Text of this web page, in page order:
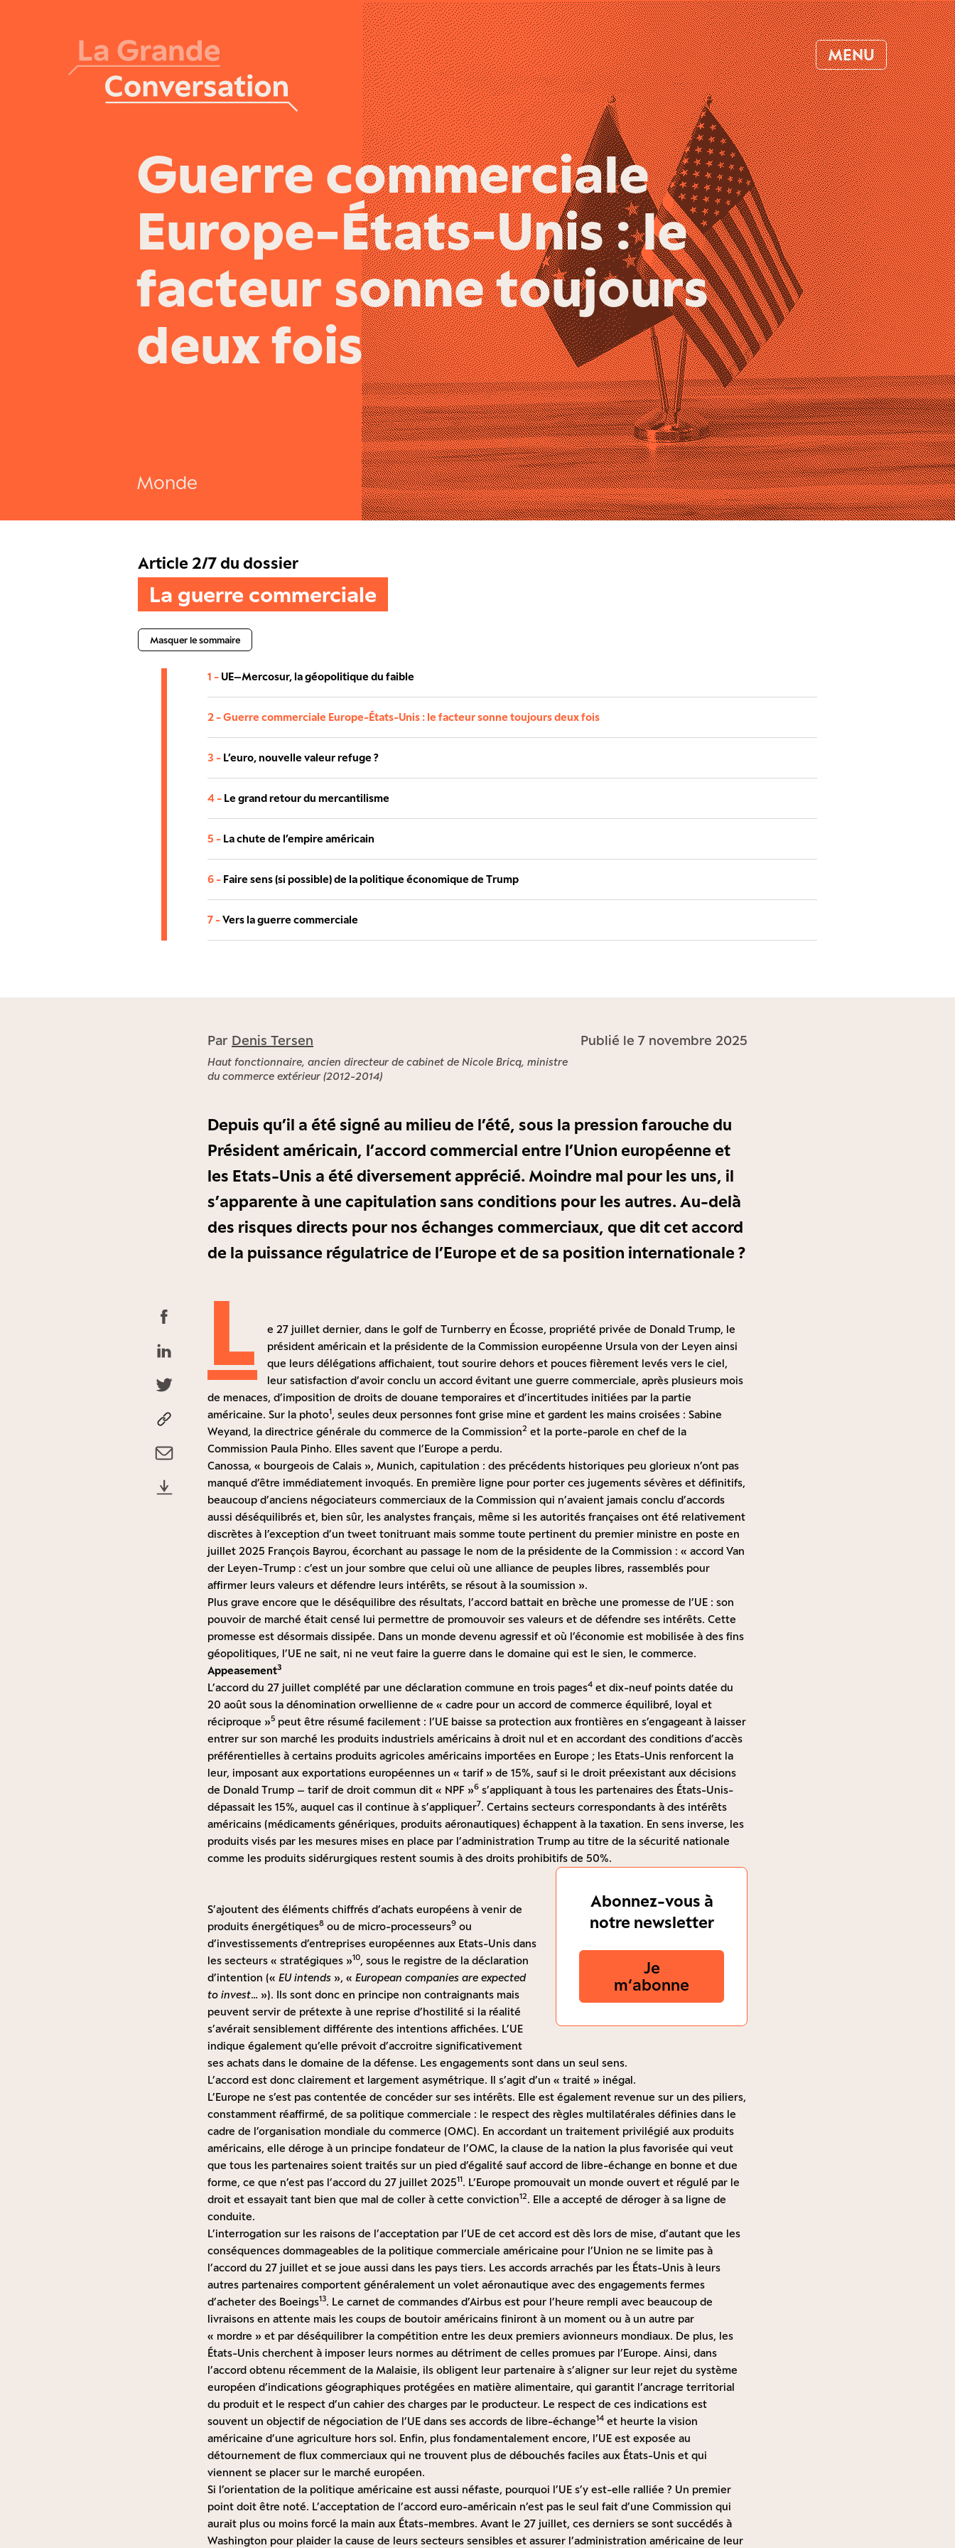
MENU
Guerre commerciale
Europe-États-Unis : le
facteur sonne toujours
deux fois
Monde
Article 2/7 du dossier
La guerre commerciale
Masquer le sommaire
1 - UE–Mercosur, la géopolitique du faible
2 -Guerre commerciale Europe-États-Unis : le facteur sonne toujours deux fois
3 - L’euro, nouvelle valeur refuge ?
4 - Le grand retour du mercantilisme
5 - La chute de l’empire américain
6 - Faire sens (si possible) de la politique économique de Trump
7 -Vers la guerre commerciale
Publié le 7 novembre 2025
Par Denis Tersen
Haut fonctionnaire, ancien directeur de cabinet de Nicole Bricq, ministre
du commerce extérieur (2012-2014)
Depuis qu’il a été signé au milieu de l’été, sous la pression farouche du
Président américain, l’accord commercial entre l’Union européenne et
les Etats-Unis a été diversement apprécié. Moindre mal pour les uns, il
s’apparente à une capitulation sans conditions pour les autres. Au-delà
des risques directs pour nos échanges commerciaux, que dit cet accord
de la puissance régulatrice de l’Europe et de sa position internationale ?
L
e 27 juillet dernier, dans le golf de Turnberry en Écosse, propriété privée de Donald Trump, le
président américain et la présidente de la Commission européenne Ursula von der Leyen ainsi
que leurs délégations affichaient, tout sourire dehors et pouces fièrement levés vers le ciel,
leur satisfaction d’avoir conclu un accord évitant une guerre commerciale, après plusieurs mois
de menaces, d’imposition de droits de douane temporaires et d’incertitudes initiées par la partie
américaine. Sur la photo1, seules deux personnes font grise mine et gardent les mains croisées : Sabine
Weyand, la directrice générale du commerce de la Commission2 et la porte-parole en chef de la
Commission Paula Pinho. Elles savent que l’Europe a perdu.
Canossa, « bourgeois de Calais », Munich, capitulation : des précédents historiques peu glorieux n’ont pas
manqué d’être immédiatement invoqués. En première ligne pour porter ces jugements sévères et définitifs,
beaucoup d’anciens négociateurs commerciaux de la Commission qui n’avaient jamais conclu d’accords
aussi déséquilibrés et, bien sûr, les analystes français, même si les autorités françaises ont été relativement
discrètes à l’exception d’un tweet tonitruant mais somme toute pertinent du premier ministre en poste en
juillet 2025 François Bayrou, écorchant au passage le nom de la présidente de la Commission : « accord Van
der Leyen-Trump : c’est un jour sombre que celui où une alliance de peuples libres, rassemblés pour
affirmer leurs valeurs et défendre leurs intérêts, se résout à la soumission ».
Plus grave encore que le déséquilibre des résultats, l’accord battait en brèche une promesse de l’UE : son
pouvoir de marché était censé lui permettre de promouvoir ses valeurs et de défendre ses intérêts. Cette
promesse est désormais dissipée. Dans un monde devenu agressif et où l’économie est mobilisée à des fins
géopolitiques, l’UE ne sait, ni ne veut faire la guerre dans le domaine qui est le sien, le commerce.
Appeasement3
L’accord du 27 juillet complété par une déclaration commune en trois pages4 et dix-neuf points datée du
20 août sous la dénomination orwellienne de « cadre pour un accord de commerce équilibré, loyal et
réciproque »5 peut être résumé facilement : l’UE baisse sa protection aux frontières en s’engageant à laisser
entrer sur son marché les produits industriels américains à droit nul et en accordant des conditions d’accès
préférentielles à certains produits agricoles américains importées en Europe ; les Etats-Unis renforcent la
leur, imposant aux exportations européennes un « tarif » de 15%, sauf si le droit préexistant aux décisions
de Donald Trump – tarif de droit commun dit « NPF »6 s’appliquant à tous les partenaires des États-Unis-
dépassait les 15%, auquel cas il continue à s’appliquer7. Certains secteurs correspondants à des intérêts
américains (médicaments génériques, produits aéronautiques) échappent à la taxation. En sens inverse, les
produits visés par les mesures mises en place par l’administration Trump au titre de la sécurité nationale
comme les produits sidérurgiques restent soumis à des droits prohibitifs de 50%.
Abonnez-vous à
notre newsletter
Je
m‘abonne
S’ajoutent des éléments chiffrés d’achats européens à venir de
produits énergétiques8 ou de micro-processeurs9 ou
d’investissements d’entreprises européennes aux Etats-Unis dans
les secteurs « stratégiques »10, sous le registre de la déclaration
d’intention (« EU intends », « European companies are expected
to invest… »). Ils sont donc en principe non contraignants mais
peuvent servir de prétexte à une reprise d’hostilité si la réalité
s’avérait sensiblement différente des intentions affichées. L’UE
indique également qu’elle prévoit d’accroitre significativement
ses achats dans le domaine de la défense. Les engagements sont dans un seul sens.
L’accord est donc clairement et largement asymétrique. Il s’agit d’un « traité » inégal.
L’Europe ne s’est pas contentée de concéder sur ses intérêts. Elle est également revenue sur un des piliers,
constamment réaffirmé, de sa politique commerciale : le respect des règles multilatérales définies dans le
cadre de l’organisation mondiale du commerce (OMC). En accordant un traitement privilégié aux produits
américains, elle déroge à un principe fondateur de l’OMC, la clause de la nation la plus favorisée qui veut
que tous les partenaires soient traités sur un pied d’égalité sauf accord de libre-échange en bonne et due
forme, ce que n’est pas l’accord du 27 juillet 202511. L’Europe promouvait un monde ouvert et régulé par le
droit et essayait tant bien que mal de coller à cette conviction12. Elle a accepté de déroger à sa ligne de
conduite.
L’interrogation sur les raisons de l’acceptation par l’UE de cet accord est dès lors de mise, d’autant que les
conséquences dommageables de la politique commerciale américaine pour l’Union ne se limite pas à
l’accord du 27 juillet et se joue aussi dans les pays tiers. Les accords arrachés par les États-Unis à leurs
autres partenaires comportent généralement un volet aéronautique avec des engagements fermes
d’acheter des Boeings13. Le carnet de commandes d’Airbus est pour l’heure rempli avec beaucoup de
livraisons en attente mais les coups de boutoir américains finiront à un moment ou à un autre par
« mordre » et par déséquilibrer la compétition entre les deux premiers avionneurs mondiaux. De plus, les
États-Unis cherchent à imposer leurs normes au détriment de celles promues par l’Europe. Ainsi, dans
l’accord obtenu récemment de la Malaisie, ils obligent leur partenaire à s’aligner sur leur rejet du système
européen d’indications géographiques protégées en matière alimentaire, qui garantit l’ancrage territorial
du produit et le respect d’un cahier des charges par le producteur. Le respect de ces indications est
souvent un objectif de négociation de l’UE dans ses accords de libre-échange14 et heurte la vision
américaine d’une agriculture hors sol. Enfin, plus fondamentalement encore, l’UE est exposée au
détournement de flux commerciaux qui ne trouvent plus de débouchés faciles aux États-Unis et qui
viennent se placer sur le marché européen.
Si l’orientation de la politique américaine est aussi néfaste, pourquoi l’UE s’y est-elle ralliée ? Un premier
point doit être noté. L’acceptation de l’accord euro-américain n’est pas le seul fait d’une Commission qui
aurait plus ou moins forcé la main aux États-membres. Avant le 27 juillet, ces derniers se sont succédés à
Washington pour plaider la cause de leurs secteurs sensibles et assurer l’administration américaine de leur